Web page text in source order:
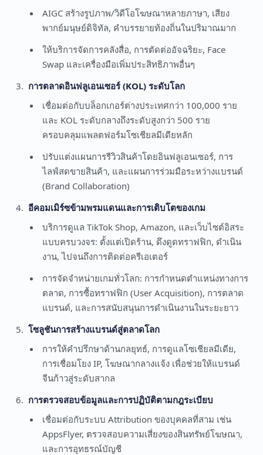
AIGC สร้างรูปภาพ/วิดีโอโฆษณาหลายภาษา, เสียง
พากย์มนุษย์ดิจิทัล, คำบรรยายท้องถิ่นในปริมาณมาก
ให้บริการจัดการคลังสื่อ, การตัดต่ออัจฉริยะ, Face
Swap และเครื่องมือเพิ่มประสิทธิภาพอื่นๆ
การตลาดอินฟลูเอนเซอร์ (KOL) ระดับโลก
เชื่อมต่อกับบล็อกเกอร์ต่างประเทศกว่า 100,000 ราย
และ KOL ระดับกลางถึงระดับสูงกว่า 500 ราย
ครอบคลุมแพลตฟอร์มโซเชียลมีเดียหลัก
ปรับแต่งแผนการรีวิวสินค้าโดยอินฟลูเอนเซอร์, การ
ไลฟ์สดขายสินค้า, และแผนการร่วมมือระหว่างแบรนด์
(Brand Collaboration)
อีคอมเมิร์ซข้ามพรมแดนและการเติบโตของเกม
บริการดูแล TikTok Shop, Amazon, และเว็บไซต์อิสระ
แบบครบวงจร: ตั้งแต่เปิดร้าน, ดึงดูดทราฟฟิก, ดำเนิน
งาน, ไปจนถึงการติดต่อครีเอเตอร์
การจัดจำหน่ายเกมทั่วโลก: การกำหนดตำแหน่งทางการ
ตลาด, การซื้อทราฟฟิก (User Acquisition), การตลาด
แบรนด์, และการสนับสนุนการดำเนินงานในระยะยาว
โซลูชันการสร้างแบรนด์สู่ตลาดโลก
การให้คำปรึกษาด้านกลยุทธ์, การดูแลโซเชียลมีเดีย,
การเชื่อมโยง IP, โฆษณากลางแจ้ง เพื่อช่วยให้แบรนด์
จีนก้าวสู่ระดับสากล
การตรวจสอบข้อมูลและการปฏิบัติตามกฎระเบียบ
เชื่อมต่อกับระบบ Attribution ของบุคคลที่สาม เช่น
AppsFlyer, ตรวจสอบความเสี่ยงของสินทรัพย์โฆษณา,
และการอุทธรณ์บัญชี